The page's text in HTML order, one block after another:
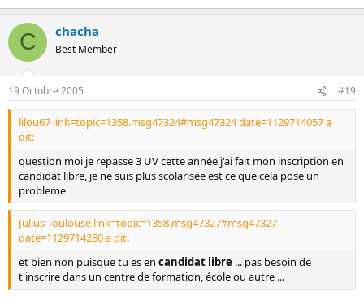
C chacha
Best Member
19 Octobre 2005 #19
lilou67 link=topic=1358.msg47324#msg47324 date=1129714057 a
dit:
question moi je repasse 3 UV cette année j'ai fait mon inscription en
candidat libre, je ne suis plus scolarisée est ce que cela pose un
probleme
Julius-Toulouse link=topic=1358.msg47327#msg47327
date=1129714280 a dit:
et bien non puisque tu es en candidat libre ... pas besoin de
t'inscrire dans un centre de formation, école ou autre ...